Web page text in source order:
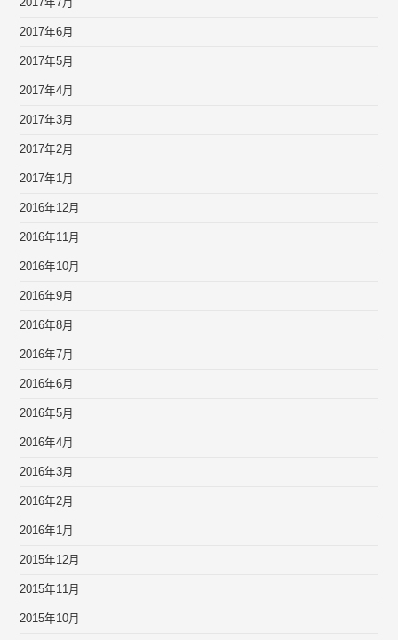
2017年6月
2017年5月
2017年4月
2017年3月
2017年2月
2017年1月
2016年12月
2016年11月
2016年10月
2016年9月
2016年8月
2016年7月
2016年6月
2016年5月
2016年4月
2016年3月
2016年2月
2016年1月
2015年12月
2015年11月
2015年10月